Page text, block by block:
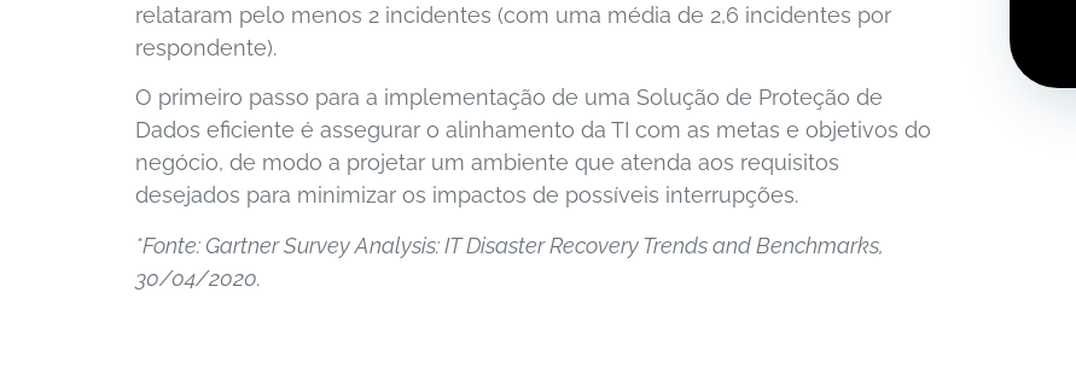
relataram pelo menos 2 incidentes (com uma média de 2,6 incidentes por
respondente).
O primeiro passo para a implementação de uma Solução de Proteção de
Dados eficiente é assegurar o alinhamento da TI com as metas e objetivos do
negócio, de modo a projetar um ambiente que atenda aos requisitos
desejados para minimizar os impactos de possíveis interrupções.
*Fonte: Gartner Survey Analysis: IT Disaster Recovery Trends and Benchmarks,
30/04/2020.